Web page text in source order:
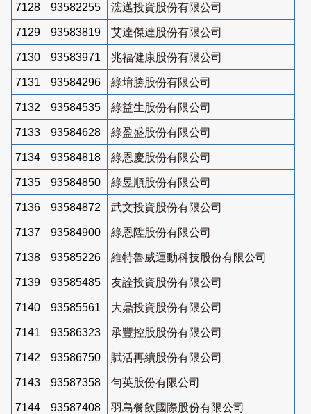
7128 93582255 浤邁投資股份有限公司
7129 93583819 艾達傑達股份有限公司
7130 93583971 兆福健康股份有限公司
7131 93584296 綠堉勝股份有限公司
7132 93584535 綠益生股份有限公司
7133 93584628 綠盈盛股份有限公司
7134 93584818 綠恩慶股份有限公司
7135 93584850 綠昱順股份有限公司
7136 93584872 武文投資股份有限公司
7137 93584900 綠恩陞股份有限公司
7138 93585226 維特魯威運動科技股份有限公司
7139 93585485 友詮投資股份有限公司
7140 93585561 大鼎投資股份有限公司
7141 93586323 承豐控股股份有限公司
7142 93586750 賦活再續股份有限公司
7143 93587358 勻英股份有限公司
7144 93587408 羽島餐飲國際股份有限公司